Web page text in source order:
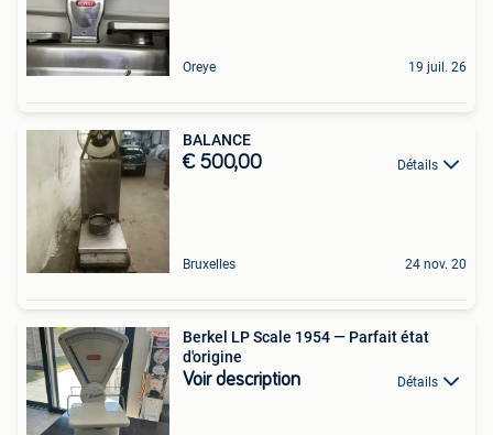
Oreye 19 juil. 26
BALANCE
€ 500,00 Détails
Bruxelles 24 nov. 20
Berkel LP Scale 1954 — Parfait état
d'origine
Voir description Détails